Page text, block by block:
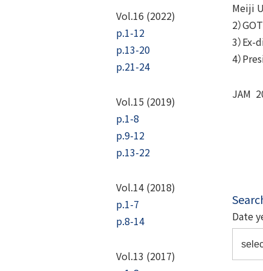
Meiji
2）
3）
4）
JAM
Date
Vol.16 (2022)
p.1-12
p.13-20
p.21-24
Vol.15 (2019)
p.1-8
p.9-12
p.13-22
Vol.14 (2018)
p.1-7
p.8-14
Vol.13 (2017)